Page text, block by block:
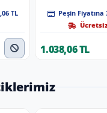
TL
Peşin Fiyatına
1.038,06 TL